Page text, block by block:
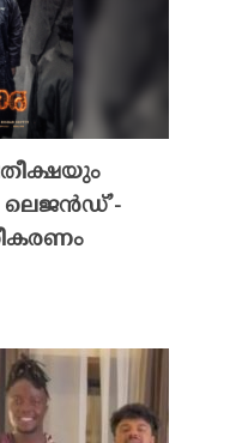
ലെജൻഡ്’-